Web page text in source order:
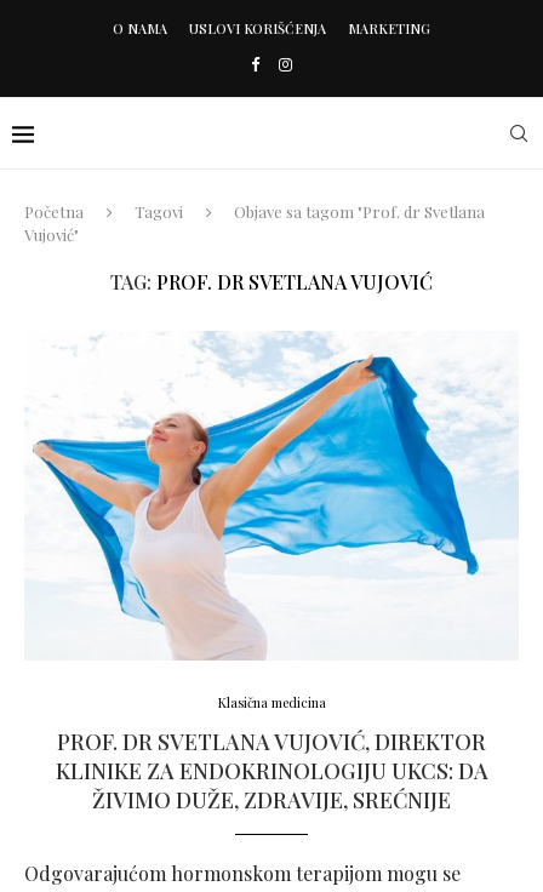
O NAMA USLOVI KORIŠĆENJA MARKETING
Početna Tagovi
Objave sa tagom "Prof. dr Svetlana
Vujović"
TAG: PROF. DR SVETLANA VUJOVIĆ
Klasična medicina
PROF. DR SVETLANA VUJOVIĆ, DIREKTOR
KLINIKE ZA ENDOKRINOLOGIJU UKCS: DA
ŽIVIMO DUŽE, ZDRAVIJE, SREĆNIJE
Odgovarajućom hormonskom terapijom mogu se